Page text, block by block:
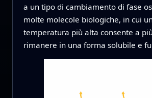
a un tipo di cambiamento di fase
molte molecole biologiche, in cui
temperatura più alta consente a
rimanere in una forma solubile e